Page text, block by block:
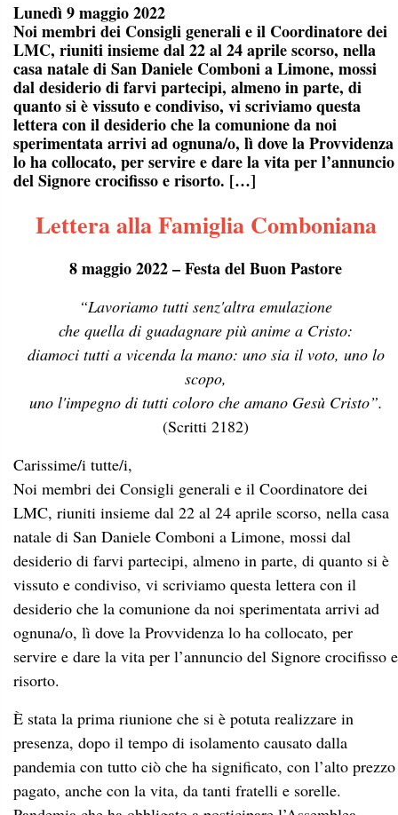
Lunedì 9 maggio 2022
Noi membri dei Consigli generali e il Coordinatore dei
LMC, riuniti insieme dal 22 al 24 aprile scorso, nella
casa natale di San Daniele Comboni a Limone, mossi
dal desiderio di farvi partecipi, almeno in parte, di
quanto si è vissuto e condiviso, vi scriviamo questa
lettera con il desiderio che la comunione da noi
sperimentata arrivi ad ognuna/o, lì dove la Provvidenza
lo ha collocato, per servire e dare la vita per l’annuncio
del Signore crocifisso e risorto. […]
Lettera alla Famiglia Comboniana
8 maggio 2022 – Festa del Buon Pastore
“Lavoriamo tutti senz'altra emulazione
che quella di guadagnare più anime a Cristo:
diamoci tutti a vicenda la mano: uno sia il voto, uno lo
scopo,
uno l'impegno di tutti coloro che amano Gesù Cristo”.
(Scritti 2182)
Carissime/i tutte/i,
Noi membri dei Consigli generali e il Coordinatore dei
LMC, riuniti insieme dal 22 al 24 aprile scorso, nella casa
natale di San Daniele Comboni a Limone, mossi dal
desiderio di farvi partecipi, almeno in parte, di quanto si è
vissuto e condiviso, vi scriviamo questa lettera con il
desiderio che la comunione da noi sperimentata arrivi ad
ognuna/o, lì dove la Provvidenza lo ha collocato, per
servire e dare la vita per l’annuncio del Signore crocifisso e
risorto.
È stata la prima riunione che si è potuta realizzare in
presenza, dopo il tempo di isolamento causato dalla
pandemia con tutto ciò che ha significato, con l’alto prezzo
pagato, anche con la vita, da tanti fratelli e sorelle.